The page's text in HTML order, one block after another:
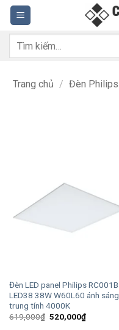
Bỏ
qua
nội
dung
Tìm
Trang chủ / Đèn Philips
Đèn LED panel Philips RC001B
LED38 38W W60L60 ánh sáng
trung tính 4000K
619,000₫ Giá
520,000₫Giá
hiện